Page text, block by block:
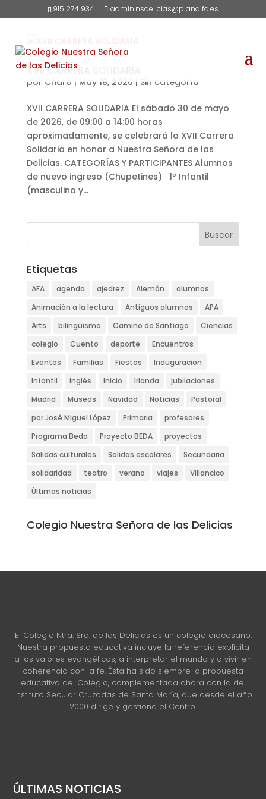
915 274 934 admin.nsdelicias@planalfa.es
XVII CARRERA SOLIDARIA
por Charo | May 18, 2026 | Sin categoría
XVII CARRERA SOLIDARIA El sábado 30 de mayo
de 2026, de 09:00 a 14:00 horas
aproximadamente, se celebrará la XVII Carrera
Solidaria en honor a Nuestra Señora de las
Delicias. CATEGORÍAS Y PARTICIPANTES Alumnos
de nuevo ingreso (Chupetines) 1º Infantil
(masculino y...
Etiquetas
AFA agenda ajedrez Alemán
alumnos
Animación a la lectura
Antiguos alumnos
APA
Arts
bilingüismo Camino de Santiago
Ciencias
colegio
Cuento deporte
Encuentros
Eventos
Familias Fiestas
Inauguración
Infantil
inglés Inicio Irlanda
jubilaciones
Madrid
Museos Navidad Noticias
Pastoral
por José Miguel López
Primaria
profesores
Programa Beda
Proyecto BEDA
proyectos
Salidas culturales
Salidas escolares
Secundaria
solidaridad
teatro verano viajes
Villancico
Últimas noticias
Colegio Nuestra Señora de las Delicias
El Colegio Ntra. Sra. de las Delicias es un colegio diocesano.
Nuestra propuesta educativa incluye la referencia explícita
a los valores evangélicos, a interpretar el mundo y a vivir en
coherencia con la fe. Ésta ha sido siempre la propuesta
educativa del Colegio, complementada ahora con la del
Instituto Secular Cruzadas de Santa María, que desde el año
2000 dirige y gestiona el Centro.
ÚLTIMAS NOTICIAS